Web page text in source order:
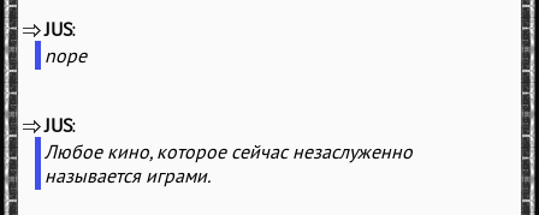
JUS
nope
JUS
Любое кино, которое сейчас незаслуженно
называется играми.